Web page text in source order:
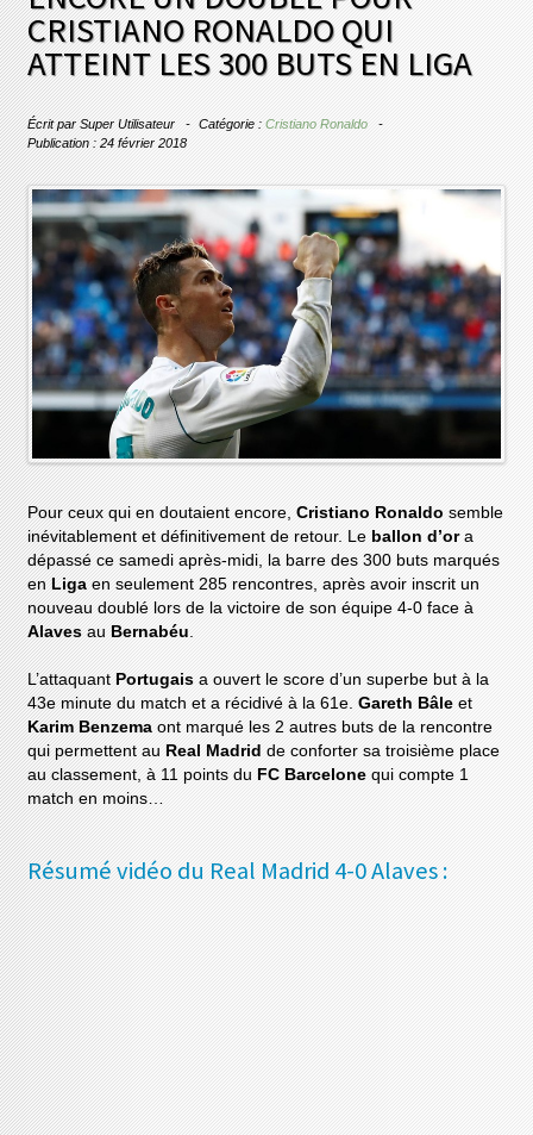
CRISTIANO RONALDO QUI
ATTEINT LES 300 BUTS EN LIGA
Écrit parSuper Utilisateur Catégorie :Cristiano Ronaldo
Publication : 24 février 2018
Pour ceux qui en doutaient encore,Cristiano Ronaldo semble
inévitablement et définitivement de retour. Leballon d’ora
dépassé ce samedi après-midi, la barre des 300 buts marqués
enLigaen seulement 285 rencontres, après avoir inscrit un
nouveau doublé lors de la victoire de son équipe 4-0 face à
Alavesau Bernabéu.
L’attaquant Portugaisa ouvert le score d’un superbe but à la
43e minute du match et a récidivé à la 61e.Gareth Bâle et
Karim Benzemaont marqué les 2 autres buts de la rencontre
qui permettent au Real Madrid de conforter sa troisième place
au classement, à 11 points du FC Barcelone qui compte 1
match en moins…
Résumé vidéo du Real Madrid 4-0 Alaves :